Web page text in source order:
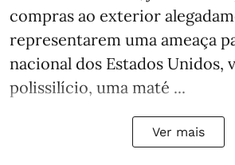
compras ao exterior
representarem uma ameaça
nacional dos Estados Unidos,
polissilício, uma maté ...
Ver mais